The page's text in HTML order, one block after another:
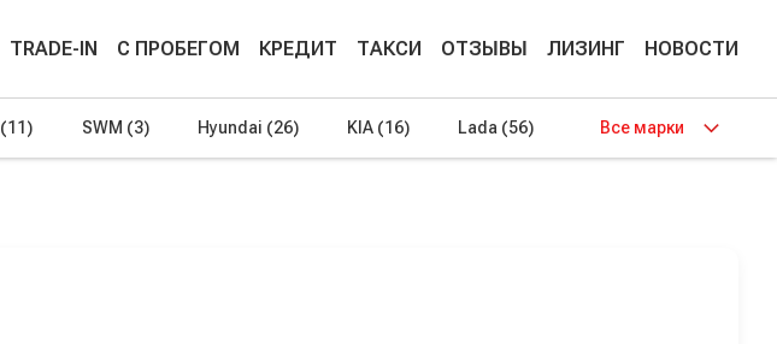
TRADE-IN С ПРОБЕГОМ КРЕДИТ ТАКСИ ОТЗЫВЫ ЛИЗИНГ НОВОСТИ
(11) SWM (3) Hyundai (26) KIA (16) Lada (56) Все марки